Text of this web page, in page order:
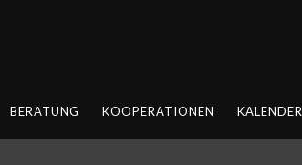
BERATUNG KOOPERATIONEN KALENDER